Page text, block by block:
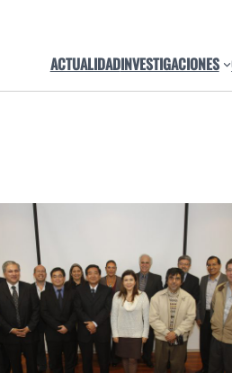
ACTUALIDADINVESTIGACIONES